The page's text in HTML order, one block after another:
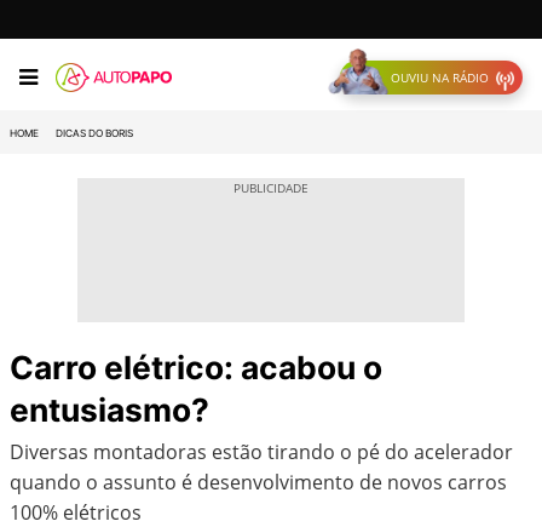
OUVIU NA RÁDIO
HOME DICAS DO BORIS
Carro elétrico: acabou o
entusiasmo?
Diversas montadoras estão tirando o pé do acelerador
quando o assunto é desenvolvimento de novos carros
100% elétricos